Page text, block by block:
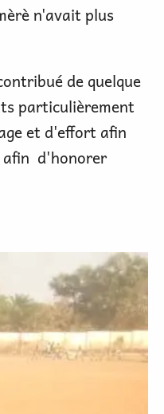
n'avait plus
de quelque
particulièrement
et d'effort afin
afin d'honorer